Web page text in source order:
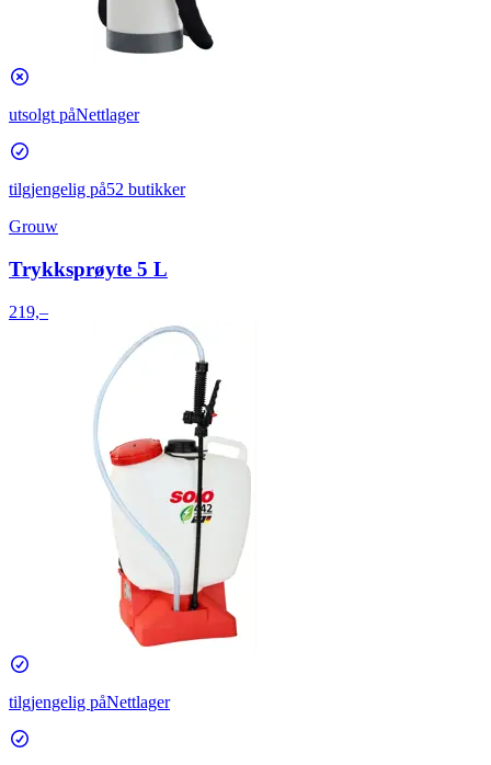
utsolgt påNettlager
tilgjengelig på52 butikker
Grouw
Trykksprøyte 5 L
219,–
tilgjengelig påNettlager